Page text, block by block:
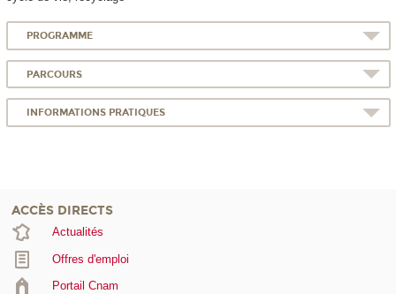
PROGRAMME
PARCOURS
INFORMATIONS PRATIQUES
ACCÈS DIRECTS
Actualités
Offres d'emploi
Portail Cnam